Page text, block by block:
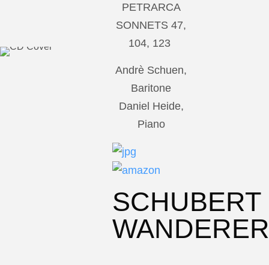
PETRARCA
SONNETS 47,
104, 123
Andrè Schuen,
Baritone
Daniel Heide,
Piano
SCHUBERT
WANDERER